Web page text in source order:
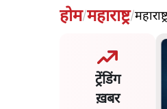
होम/महाराष्ट्र/
ट्रेंडिंग
ख़बर
आप के पीएम आवास